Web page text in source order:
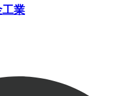
工業